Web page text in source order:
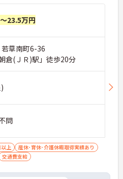
23.5万円
草南町6-36
倉(ＪＲ)駅」徒歩20分
問
上
産休･育休･介護休暇取得実績あり
交通費支給